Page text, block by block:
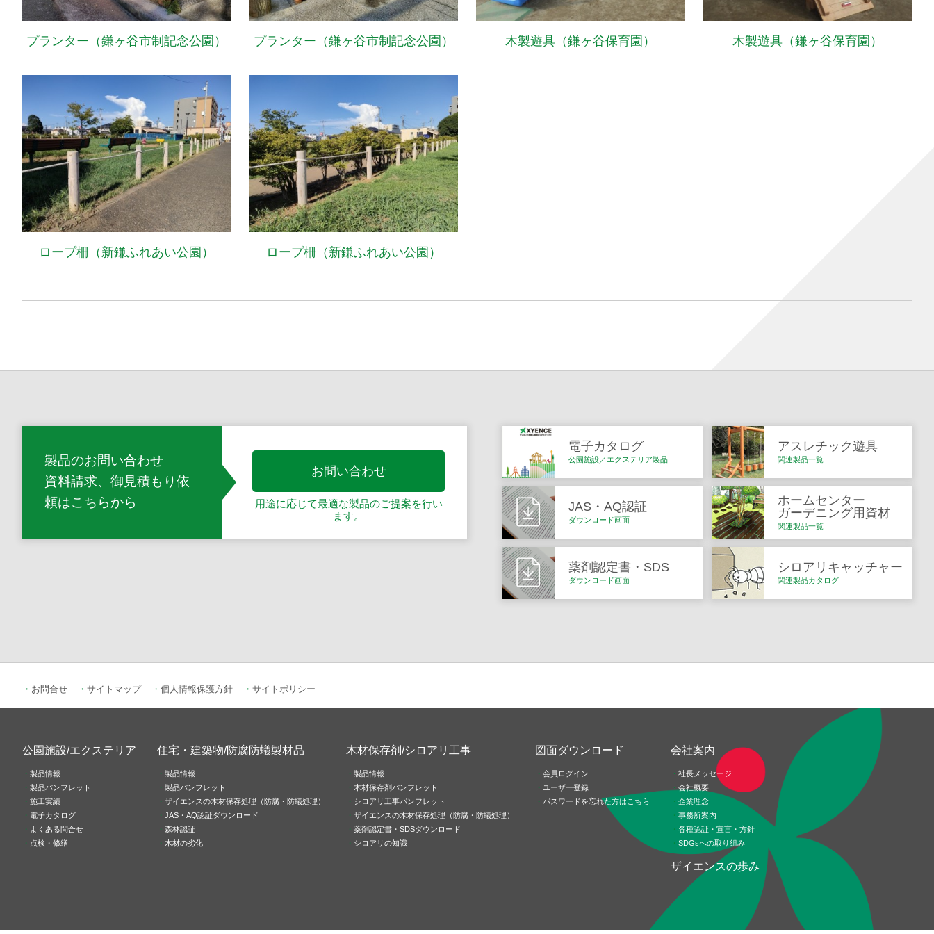
プランター（鎌ヶ谷市制記念公園） プランター（鎌ヶ谷市制記念公園） 木製遊具（鎌ヶ谷保育園） 木製遊具（鎌ヶ谷保育園）
ロープ柵（新鎌ふれあい公園） ロープ柵（新鎌ふれあい公園）
製品のお問い合わせ
資料請求、御見積もり依
頼はこちらから
お問い合わせ
用途に応じて最適な製品のご提案を行い
ます。
電子カタログ
公園施設／エクステリア製品
アスレチック遊具
関連製品一覧
JAS・AQ認証
ダウンロード画面
ホームセンター
ガーデニング用資材
関連製品一覧
薬剤認定書・SDS
ダウンロード画面
シロアリキャッチャー
関連製品カタログ
お問合せ サイトマップ 個人情報保護方針 サイトポリシー
公園施設/エクステリア
製品情報
製品パンフレット
施工実績
電子カタログ
よくある問合せ
点検・修繕
住宅・建築物/防腐防蟻製材品
製品情報
製品パンフレット
ザイエンスの木材保存処理（防腐・防蟻処理）
JAS・AQ認証ダウンロード
森林認証
木材の劣化
木材保存剤/シロアリ工事
製品情報
木材保存剤パンフレット
シロアリ工事パンフレット
ザイエンスの木材保存処理（防腐・防蟻処理）
薬剤認定書・SDSダウンロード
シロアリの知識
図面ダウンロード
会員ログイン
ユーザー登録
パスワードを忘れた方はこちら
会社案内
社長メッセージ
会社概要
企業理念
事務所案内
各種認証・宣言・方針
SDGsへの取り組み
ザイエンスの歩み